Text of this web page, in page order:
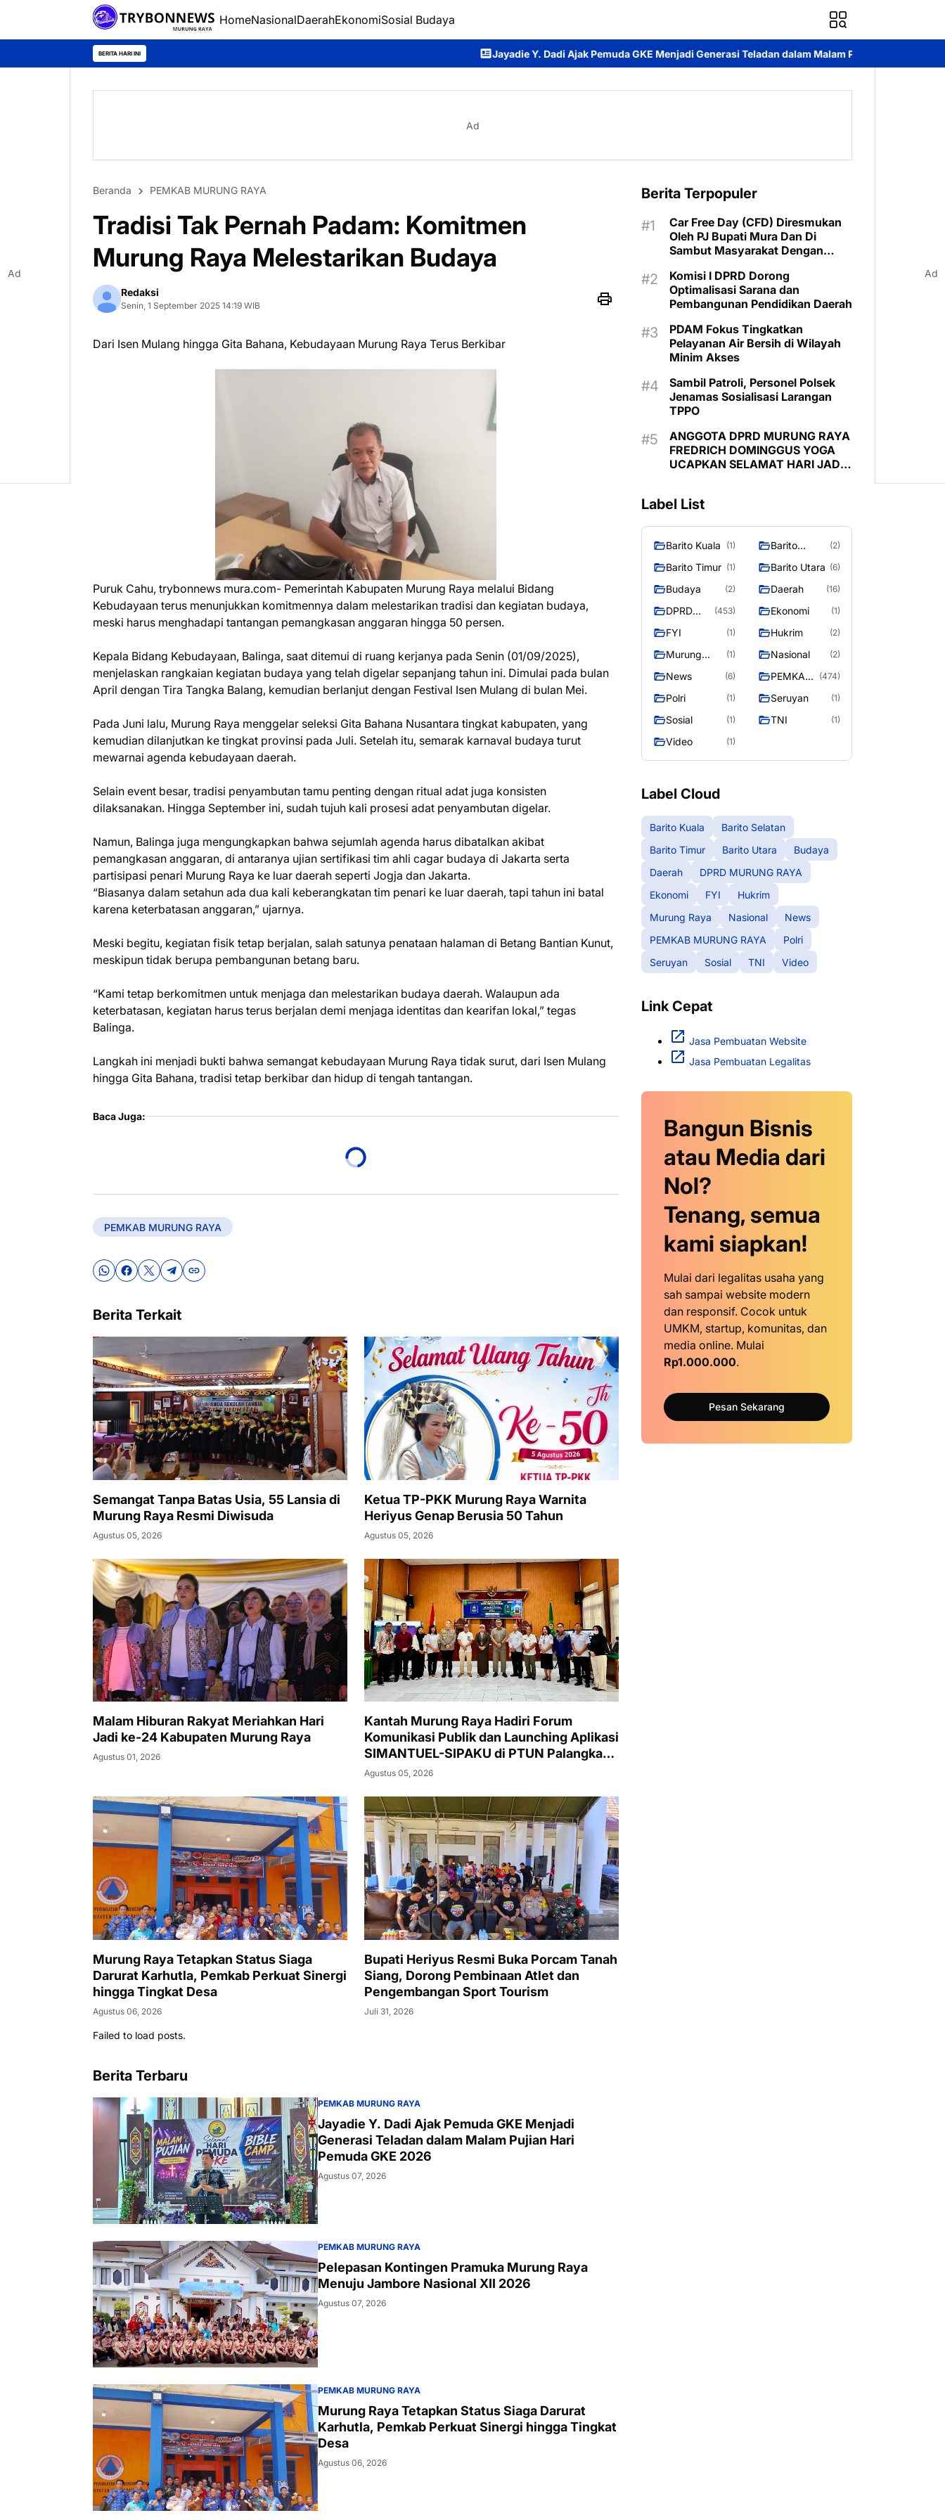
HomeNasionalDaerahEkonomiSosial Budaya
BERITA HARI INI Jayadie Y. Dadi Ajak Pemuda GKE Menjadi Generasi Teladan dalam Malam Pujian Hari Pemuda GKE 2026
Ad
Beranda PEMKAB MURUNG RAYA
Tradisi Tak Pernah Padam: Komitmen
Murung Raya Melestarikan Budaya
Redaksi
Senin, 1 September 2025 14:19 WIB
Dari Isen Mulang hingga Gita Bahana, Kebudayaan Murung Raya Terus Berkibar
Puruk Cahu, trybonnews mura.com- Pemerintah Kabupaten Murung Raya melalui Bidang
Kebudayaan terus menunjukkan komitmennya dalam melestarikan tradisi dan kegiatan budaya,
meski harus menghadapi tantangan pemangkasan anggaran hingga 50 persen.
Kepala Bidang Kebudayaan, Balinga, saat ditemui di ruang kerjanya pada Senin (01/09/2025),
menjelaskan rangkaian kegiatan budaya yang telah digelar sepanjang tahun ini. Dimulai pada bulan
April dengan Tira Tangka Balang, kemudian berlanjut dengan Festival Isen Mulang di bulan Mei.
Pada Juni lalu, Murung Raya menggelar seleksi Gita Bahana Nusantara tingkat kabupaten, yang
kemudian dilanjutkan ke tingkat provinsi pada Juli. Setelah itu, semarak karnaval budaya turut
mewarnai agenda kebudayaan daerah.
Selain event besar, tradisi penyambutan tamu penting dengan ritual adat juga konsisten
dilaksanakan. Hingga September ini, sudah tujuh kali prosesi adat penyambutan digelar.
Namun, Balinga juga mengungkapkan bahwa sejumlah agenda harus dibatalkan akibat
pemangkasan anggaran, di antaranya ujian sertifikasi tim ahli cagar budaya di Jakarta serta
partisipasi penari Murung Raya ke luar daerah seperti Jogja dan Jakarta.
“Biasanya dalam setahun ada dua kali keberangkatan tim penari ke luar daerah, tapi tahun ini batal
karena keterbatasan anggaran,” ujarnya.
Meski begitu, kegiatan fisik tetap berjalan, salah satunya penataan halaman di Betang Bantian Kunut,
meskipun tidak berupa pembangunan betang baru.
“Kami tetap berkomitmen untuk menjaga dan melestarikan budaya daerah. Walaupun ada
keterbatasan, kegiatan harus terus berjalan demi menjaga identitas dan kearifan lokal,” tegas
Balinga.
Langkah ini menjadi bukti bahwa semangat kebudayaan Murung Raya tidak surut, dari Isen Mulang
hingga Gita Bahana, tradisi tetap berkibar dan hidup di tengah tantangan.
Baca Juga:
PEMKAB MURUNG RAYA
Berita Terkait
Semangat Tanpa Batas Usia, 55 Lansia di
Murung Raya Resmi Diwisuda
Agustus 05, 2026
Ketua TP-PKK Murung Raya Warnita
Heriyus Genap Berusia 50 Tahun
Agustus 05, 2026
Malam Hiburan Rakyat Meriahkan Hari
Jadi ke-24 Kabupaten Murung Raya
Agustus 01, 2026
Kantah Murung Raya Hadiri Forum
Komunikasi Publik dan Launching Aplikasi
SIMANTUEL-SIPAKU di PTUN Palangka
Raya
Agustus 05, 2026
Murung Raya Tetapkan Status Siaga
Darurat Karhutla, Pemkab Perkuat Sinergi
hingga Tingkat Desa
Agustus 06, 2026
Bupati Heriyus Resmi Buka Porcam Tanah
Siang, Dorong Pembinaan Atlet dan
Pengembangan Sport Tourism
Juli 31, 2026
Failed to load posts.
Berita Terbaru
PEMKAB MURUNG RAYA
Jayadie Y. Dadi Ajak Pemuda GKE Menjadi
Generasi Teladan dalam Malam Pujian Hari
Pemuda GKE 2026
Agustus 07, 2026
PEMKAB MURUNG RAYA
Pelepasan Kontingen Pramuka Murung Raya
Menuju Jambore Nasional XII 2026
Agustus 07, 2026
PEMKAB MURUNG RAYA
Murung Raya Tetapkan Status Siaga Darurat
Karhutla, Pemkab Perkuat Sinergi hingga Tingkat
Desa
Agustus 06, 2026
Berita Terpopuler
Car Free Day (CFD) Diresmukan
Oleh PJ Bupati Mura Dan Di
Sambut Masyarakat Dengan
Komisi I DPRD Dorong
Optimalisasi Sarana dan
Pembangunan Pendidikan Daerah
PDAM Fokus Tingkatkan
Pelayanan Air Bersih di Wilayah
Minim Akses
Sambil Patroli, Personel Polsek
Jenamas Sosialisasi Larangan
TPPO
ANGGOTA DPRD MURUNG RAYA
FREDRICH DOMINGGUS YOGA
UCAPKAN SELAMAT HARI JADI
Label List
Barito Kuala (1)
Barito
(2)
Barito Timur (1) Barito Utara (6)
Budaya (2) Daerah (16)
DPRD
RAYA
(453) Ekonomi (1)
FYI (1) Hukrim (2)
Murung
(1) Nasional (2)
News (6)
PEMKAB
RAYA
(474)
Polri (1) Seruyan (1)
Sosial (1) TNI (1)
Video (1)
Label Cloud
Barito Kuala
Barito Selatan
Barito Timur
Barito Utara
Budaya
Daerah
DPRD MURUNG RAYA
Ekonomi
FYI
Hukrim
Murung Raya
Nasional
News
PEMKAB MURUNG RAYA
Polri
Seruyan
Sosial TNI Video
Link Cepat
Jasa Pembuatan Website
Jasa Pembuatan Legalitas
Bangun Bisnis
atau Media dari
Nol?
Tenang, semua
kami siapkan!
Mulai dari legalitas usaha yang
sah sampai website modern
dan responsif. Cocok untuk
UMKM, startup, komunitas, dan
media online. Mulai
Rp1.000.000.
Pesan Sekarang
Ad Ad